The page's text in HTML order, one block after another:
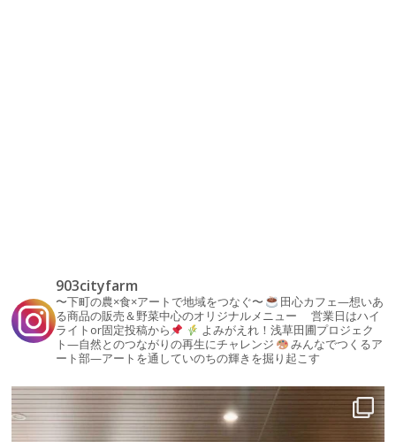
903cityfarm
〜下町の農×食×アートで地域をつなぐ〜
田心カフェ—想いあ
る商品の販売＆野菜中心のオリジナルメニュー 営業日はハイ
ライトor固定投稿から
よみがえれ！浅草田圃プロジェク
ト—自然とのつながりの再生にチャレンジ
みんなでつくるア
ート部—アートを通していのちの輝きを掘り起こす